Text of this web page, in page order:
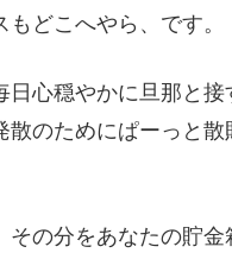
どこへやら、です。
心穏やかに旦那と
のためにぱーっと散
の分をあなたの貯金